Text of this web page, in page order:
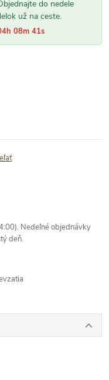
do nedele
už na ceste.
08m 40s
Nedeľné objednávky
deň.